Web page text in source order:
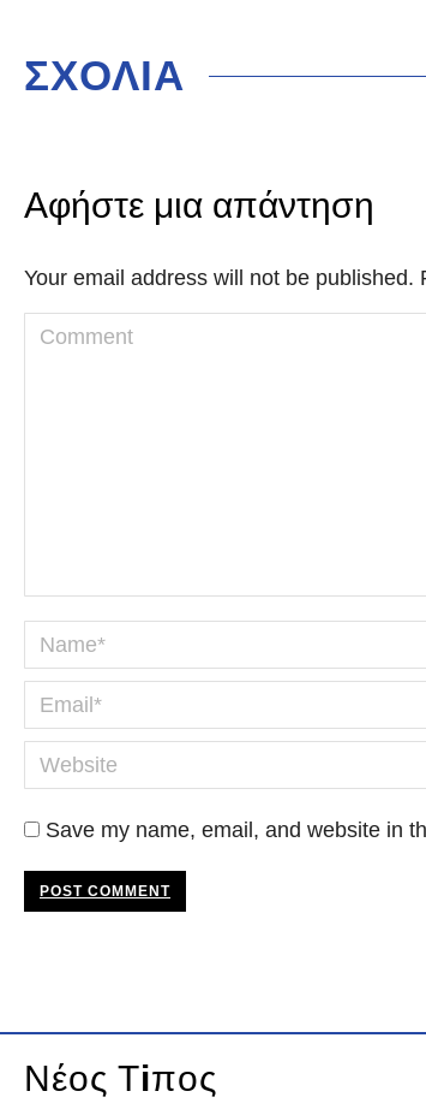
ΣΧΟΛΙΑ
Αφήστε μια απάντηση
Your email address will not be published.
Comment
Name *
Email *
Website
Save my name, email, and website in
POST COMMENT
Νέος Τiπος